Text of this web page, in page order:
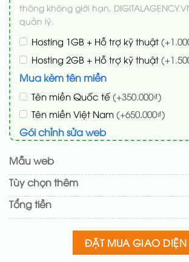
thông không giới hạn,
quản lý.
Hosting 1GB + Hỗ trợ kỹ thuật
Hosting 2GB + Hỗ trợ kỹ thuật
Mua kèm tên miền
Tên miền Quốc tế (+350.000₫)
Tên miền Việt Nam (+650.000₫)
Gói chỉnh sửa web
Thay logo + thông tin doanh nghiệp
Đổi màu chủ đạo theo tông của
Sửa danh mục và sắp xếp lại đề
chuẩn(+200.000₫)
Thay đổi bố cục trang chủ (đơn
Thêm các nút liên hệ nhanh
Mẫu web
Tùy chọn thêm
Tổng tiền
ĐẶT MUA GIAO DIỆN